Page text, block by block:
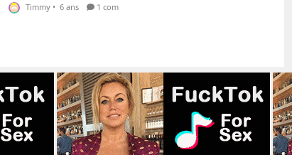
Timmy • 6 ans 1 com